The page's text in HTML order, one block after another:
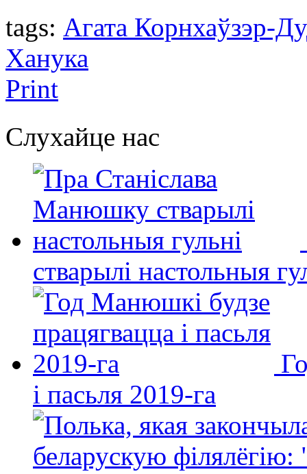
tags: Агата Корнхаўзэр-
Ханука
Print
Слухайце нас
стварылі настольныя
і пасьля 2019-га